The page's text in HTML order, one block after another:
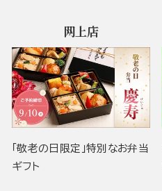
网上店
「敬老の日限定」特別なお弁当
ギフト